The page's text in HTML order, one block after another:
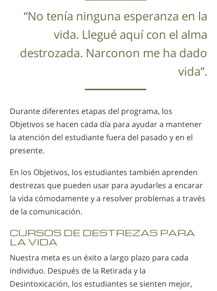
“No tenía ninguna esperanza en la
vida. Llegué aquí con el alma
destrozada. Narconon me ha dado
vida”.
Durante diferentes etapas del programa, los
Objetivos se hacen cada día para ayudar a mantener
la atención del estudiante fuera del pasado y en el
presente.
En los Objetivos, los estudiantes también aprenden
destrezas que pueden usar para ayudarles a encarar
la vida cómodamente y a resolver problemas a través
de la comunicación.
CURSOS DE DESTREZAS PARA
LA VIDA
Nuestra meta es un éxito a largo plazo para cada
individuo. Después de la Retirada y la
Desintoxicación, los estudiantes se sienten mejor,